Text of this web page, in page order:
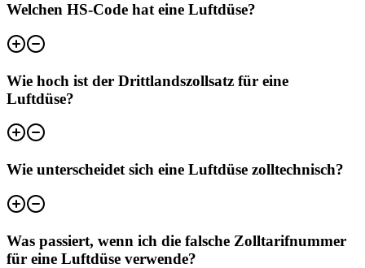
Welchen HS-Code hat eine Luftdüse?
Wie hoch ist der Drittlandszollsatz für eine
Luftdüse?
Wie unterscheidet sich eine Luftdüse zolltechnisch?
Was passiert, wenn ich die falsche Zolltarifnummer
für eine Luftdüse verwende?